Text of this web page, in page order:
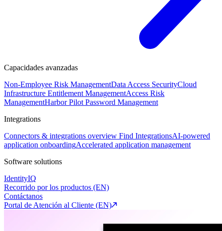
Capacidades avanzadas
Non-Employee Risk ManagementData Access SecurityCloud
Infrastructure Entitlement ManagementAccess Risk
ManagementHarbor Pilot Password Management
Integrations
Connectors & integrations overview Find IntegrationsAI-powered
application onboardingAccelerated application management
Software solutions
IdentityIQ
Recorrido por los productos (EN)
Contáctanos
Portal de Atención al Cliente (EN)